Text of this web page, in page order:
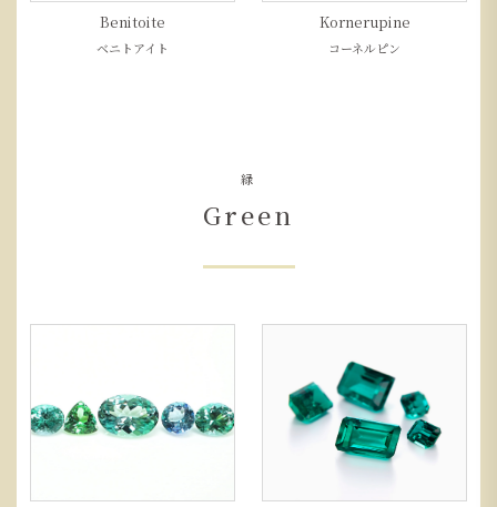
Benitoite
ベニトアイト
Kornerupine
コーネルピン
緑
Green